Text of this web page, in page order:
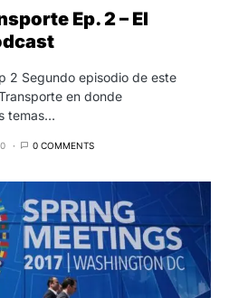
Ep. 2 – El
2 Segundo episodio de este
en donde
temas…
0 COMMENTS